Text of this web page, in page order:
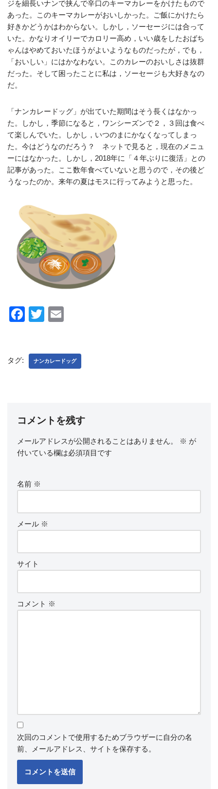
ジを細長いナンで挟んで辛口のキーマカレーをかけたもので
あった。このキーマカレーがおいしかった。ご飯にかけたら
好きかどうかはわからない。しかし，ソーセージには合って
いた。かなりオイリーでカロリー高め，いい歳をしたおばち
ゃんはやめておいたほうがよいようなものだったが，でも，
「おいしい」にはかなわない。このカレーのおいしさは抜群
だった。そして困ったことに私は，ソーセージも大好きなの
だ。
「ナンカレードッグ」が出ていた期間はそう長くはなかっ
た。しかし，季節になると，ワンシーズンで２，３回は食べ
て楽しんでいた。しかし，いつのまにかなくなってしまっ
た。今はどうなのだろう？ ネットで見ると，現在のメニュ
ーにはなかった。しかし，2018年に「４年ぶりに復活」との
記事があった。ここ数年食べていないと思うので，その後ど
うなったのか。来年の夏はモスに行ってみようと思った。
F
e
k
T
er
タグ: ナンカレードッグ
コメントを残す
メールアドレスが公開されることはありません。 ※ が
付いている欄は必須項目です
名前 ※
メール ※
サイト
コメント ※
次回のコメントで使用するためブラウザーに自分の名
前、メールアドレス、サイトを保存する。